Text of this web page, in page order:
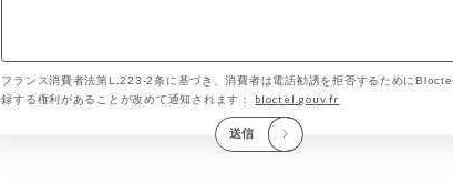
フランス消費者法第L.223-2条に基づき、消費者は電話勧誘を拒否するために
録する権利があることが改めて通知されます： bloctel.gouv.fr
送信